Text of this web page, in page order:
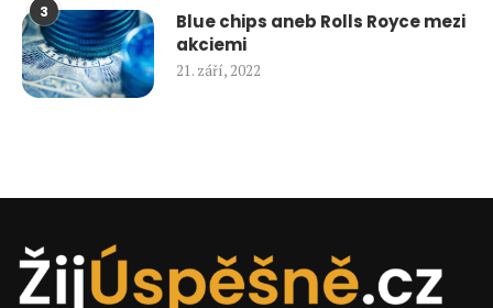
3
Blue chips aneb Rolls Royce mezi
akciemi
21. září, 2022